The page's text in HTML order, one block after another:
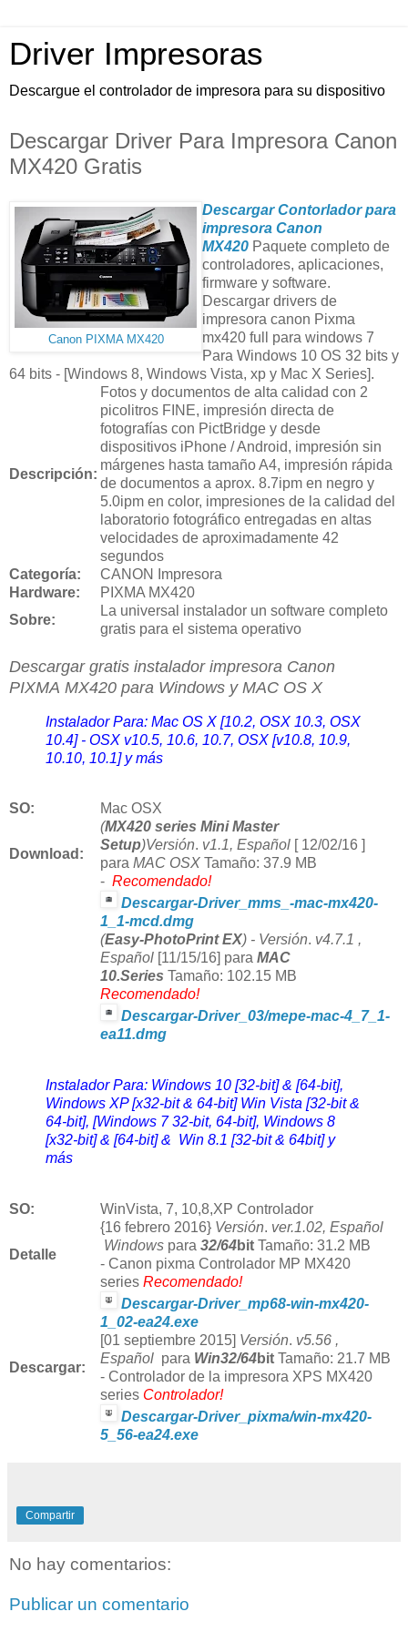
Driver Impresoras
Descargue el controlador de impresora para su dispositivo
Descargar Driver Para Impresora Canon
MX420 Gratis
Canon PIXMA MX420
DescargarContorlador para
impresora Canon
MX420 Paquete completo de
controladores, aplicaciones,
firmware y software.
Descargar drivers de
impresora canon Pixma
mx420 full para windows 7
Para Windows 10 OS 32 bits y
64 bits - [Windows 8, Windows Vista, xp y Mac X Series].
Descripción:
Fotos y documentos de alta calidad con 2
picolitros FINE, impresión directa de
fotografías con PictBridge y desde
dispositivos iPhone / Android, impresión sin
márgenes hasta tamaño A4, impresión rápida
de documentos a aprox. 8.7ipm en negro y
5.0ipm en color, impresiones de la calidad del
laboratorio fotográfico entregadas en altas
velocidades de aproximadamente 42
segundos
Categoría:
CANON Impresora
Hardware:
PIXMA MX420
Sobre:
La universal instalador un software completo
gratis para el sistema operativo
Descargar gratis instalador impresora Canon
PIXMA MX420 para Windows y MAC OS X
Instalador Para: Mac OS X [10.2, OSX 10.3, OSX
10.4] - OSX v10.5, 10.6, 10.7, OSX [v10.8, 10.9,
10.10, 10.1] y más
SO: Mac OSX
Download :
(MX420 series Mini Master
Setup)Versión. v1.1, Español [ 12/02/16 ]
para MAC OSX Tamaño: 37.9 MB
- Recomendado!
Descargar-Driver_mms_-mac-mx420-
1_1-mcd.dmg
(Easy-PhotoPrint EX) - Versión. v4.7.1 ,
Español [11/15/16] para MAC
10.Series Tamaño: 102.15 MB
Recomendado!
Descargar-Driver_03/mepe-mac-4_7_1-
ea11.dmg
Instalador Para: Windows 10 [32-bit] & [64-bit],
Windows XP [x32-bit & 64-bit] Win Vista [32-bit &
64-bit], [Windows 7 32-bit, 64-bit], Windows 8
[x32-bit] & [64-bit] & Win 8.1 [32-bit & 64bit] y
más
SO: WinVista, 7, 10,8,XP Controlador
Detalle
{16 febrero 2016} Versión. ver.1.02, Español
Windows para 32/64bit Tamaño: 31.2 MB
- Canon pixma Controlador MP MX420
series Recomendado!
Descargar:
Descargar-Driver_mp68-win-mx420-
1_02-ea24.exe
[01 septiembre 2015] Versión. v5.56 ,
Español para Win32/64bit Tamaño: 21.7 MB
- Controlador de la impresora XPS MX420
series Controlador!
Descargar-Driver_pixma/win-mx420-
5_56-ea24.exe
Compartir
No hay comentarios:
Publicar un comentario